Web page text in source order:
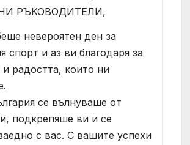
РЪКОВОДИТЕЛИ,
невероятен ден за
спорт и аз ви благодаря за
радостта, които ни
се вълнуваше от
подкрепяше ви и се
с вас. С вашите успехи